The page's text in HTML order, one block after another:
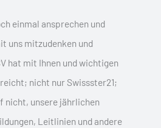
einmal ansprechen und
uns mitzudenken und
hat mit Ihnen und wichtigen
nicht nur Swissster21;
nicht, unsere jährlichen
Leitlinien und andere